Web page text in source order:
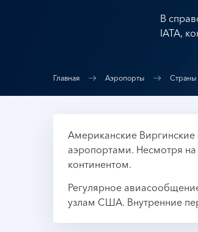
В
IATA,
Главная Аэропорты Страны
Американские
аэропортами. Несмотря
континентом.
Регулярное
узлам США. Внутренние